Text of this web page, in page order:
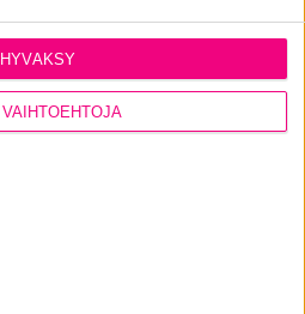
VAIHTOEHTOJA
HYVÄKSY
US